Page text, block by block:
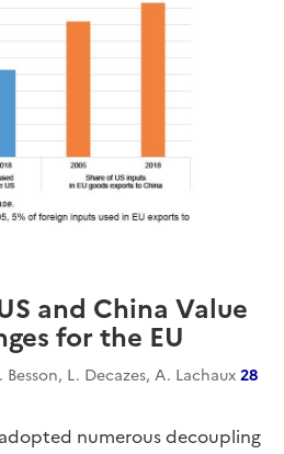
and China Value
for the EU
L. Decazes, A. Lachaux 28
adopted numerous decoupling